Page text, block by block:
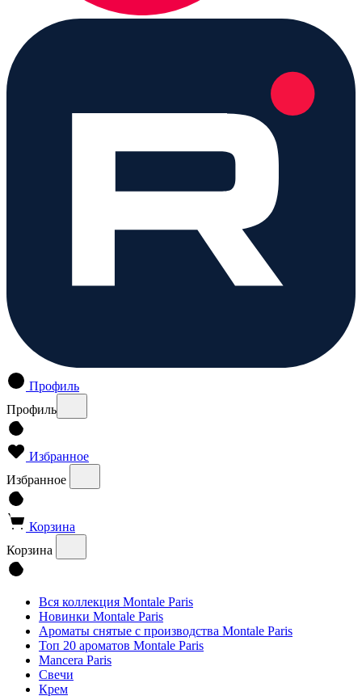
Профиль
Профиль
Избранное
Избранное
Корзина
Корзина
Вся коллекция Montale Paris
Новинки Montale Paris
Ароматы cнятые с производства Montale Paris
Топ 20 ароматов Montale Paris
Mancera Paris
Свечи
Крем